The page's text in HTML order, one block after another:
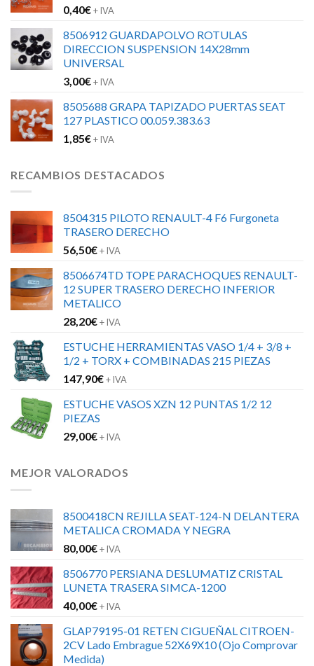
0,40€+ IVA
8506912 GUARDAPOLVO ROTULAS
DIRECCION SUSPENSION 14X28mm
UNIVERSAL
3,00€+ IVA
8505688 GRAPA TAPIZADO PUERTAS SEAT
127 PLASTICO 00.059.383.63
1,85€+ IVA
RECAMBIOS DESTACADOS
8504315 PILOTO RENAULT-4 F6 Furgoneta
TRASERO DERECHO
56,50€+ IVA
8506674TD TOPE PARACHOQUES RENAULT-
12 SUPER TRASERO DERECHO INFERIOR
METALICO
28,20€+ IVA
ESTUCHE HERRAMIENTAS VASO 1/4 + 3/8 +
1/2 + TORX + COMBINADAS 215 PIEZAS
147,90€+ IVA
ESTUCHE VASOS XZN 12 PUNTAS 1/2 12
PIEZAS
29,00€+ IVA
MEJOR VALORADOS
8500418CN REJILLA SEAT-124-N DELANTERA
METALICA CROMADA Y NEGRA
80,00€+ IVA
8506770 PERSIANA DESLUMATIZ CRISTAL
LUNETA TRASERA SIMCA-1200
40,00€+ IVA
GLAP79195-01 RETEN CIGUEÑAL CITROEN-
2CV Lado Embrague 52X69X10 (Ojo Comprovar
Medida)